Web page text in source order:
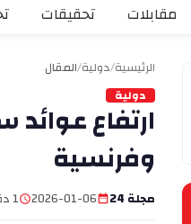
مقابلات تحقيقات
الرئيسية/دولية/المقال
دولية
ارتفاع عوائد
وفرنسية
مجلة 24 2026-01-06 1 دقائق قراءة